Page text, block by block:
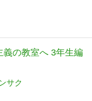
義の教室へ 3年生編
サク